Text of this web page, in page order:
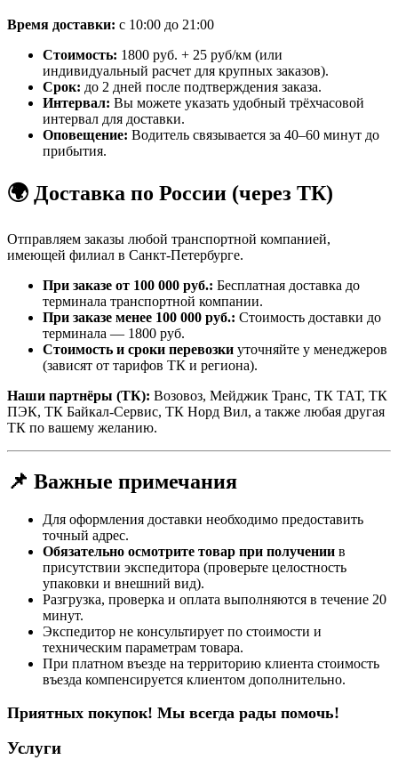
Время доставки: с 10:00 до 21:00
Стоимость: 1800 руб. + 25 руб/км (или
индивидуальный расчет для крупных заказов).
Срок: до 2 дней после подтверждения заказа.
Интервал: Вы можете указать удобный трёхчасовой
интервал для доставки.
Оповещение: Водитель связывается за 40–60 минут до
прибытия.
🌍 Доставка по России (через ТК)
Отправляем заказы любой транспортной компанией,
имеющей филиал в Санкт-Петербурге.
При заказе от 100 000 руб.: Бесплатная доставка до
терминала транспортной компании.
При заказе менее 100 000 руб.: Стоимость доставки до
терминала — 1800 руб.
Стоимость и сроки перевозки уточняйте у менеджеров
(зависят от тарифов ТК и региона).
Наши партнёры (ТК): Возовоз, Мейджик Транс, ТК ТАТ, ТК
ПЭК, ТК Байкал-Сервис, ТК Норд Вил, а также любая другая
ТК по вашему желанию.
📌 Важные примечания
Для оформления доставки необходимо предоставить
точный адрес.
Обязательно осмотрите товар при получении в
присутствии экспедитора (проверьте целостность
упаковки и внешний вид).
Разгрузка, проверка и оплата выполняются в течение 20
минут.
Экспедитор не консультирует по стоимости и
техническим параметрам товара.
При платном въезде на территорию клиента стоимость
въезда компенсируется клиентом дополнительно.
Приятных покупок! Мы всегда рады помочь!
Услуги